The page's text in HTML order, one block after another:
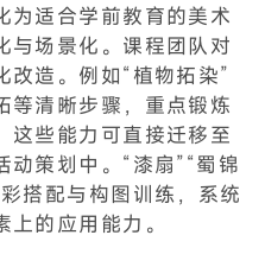
为适合学前教育的美术
与场景化。课程团队对
造。例如“植物拓染”
等清晰步骤，重点锻炼
这些能力可直接迁移至
动策划中。“漆扇”“蜀锦
搭配与构图训练，系统
的应用能力。